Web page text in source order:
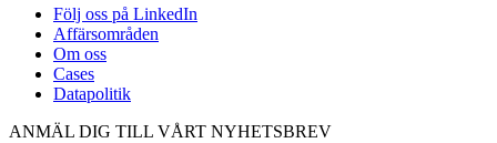
Följ oss på LinkedIn
Affärsområden
Om oss
Cases
Datapolitik
ANMÄL DIG TILL VÅRT NYHETSBREV